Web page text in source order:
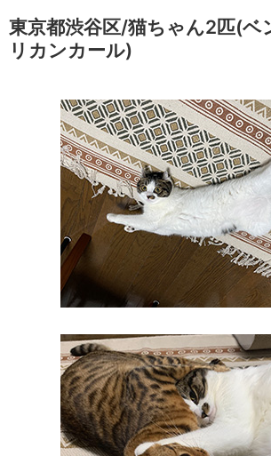
東京都渋谷区/猫ちゃん2匹(ベ
リカンカール)